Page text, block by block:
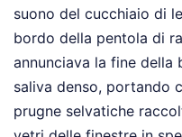
suono del cucchiaio di
bordo della pentola di
annunciava la fine
saliva denso, portando
prugne selvatiche